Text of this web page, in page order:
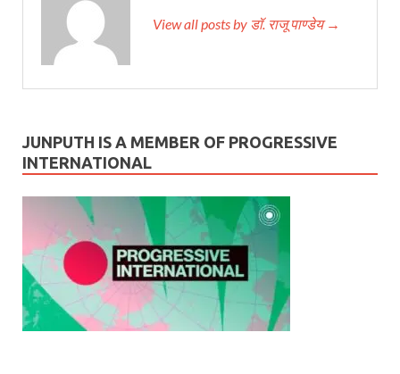
View all posts by डॉ. राजू पाण्डेय →
JUNPUTH IS A MEMBER OF PROGRESSIVE
INTERNATIONAL